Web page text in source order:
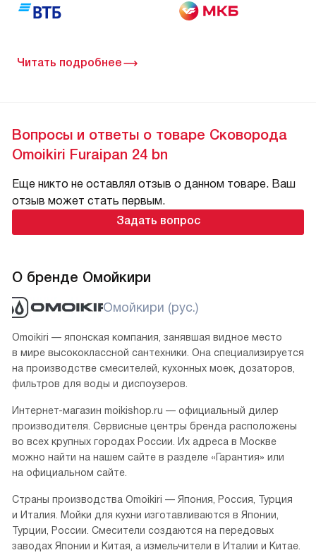
Читать подробнее
Вопросы и ответы о товаре Сковорода
Omoikiri Furaipan 24 bn
Еще никто не оставлял отзыв о данном товаре. Ваш
отзыв может стать первым.
Задать вопрос
О бренде Омойкири
Омойкири (рус.)
Omoikiri — японская компания, занявшая видное место
в мире высококлассной сантехники. Она специализируется
на производстве смесителей, кухонных моек, дозаторов,
фильтров для воды и диспоузеров.
Интернет-магазин moikishop.ru — официальный дилер
производителя. Сервисные центры бренда расположены
во всех крупных городах России. Их адреса в Москве
можно найти на нашем сайте в разделе «Гарантия» или
на официальном сайте.
Страны производства Omoikiri — Япония, Россия, Турция
и Италия. Мойки для кухни изготавливаются в Японии,
Турции, России. Смесители создаются на передовых
заводах Японии и Китая, а измельчители в Италии и Китае.